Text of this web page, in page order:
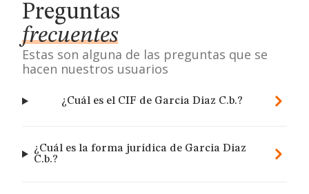
Preguntas
frecuentes
Estas son alguna de las preguntas que se
hacen nuestros usuarios
¿Cuál es el CIF de Garcia Diaz C.b.?
¿Cuál es la forma jurídica de Garcia Diaz
C.b.?